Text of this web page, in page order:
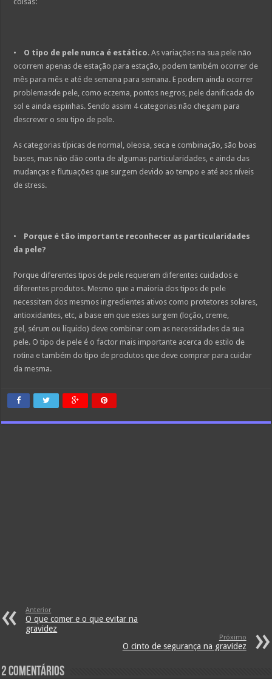
• O tipo de pele nunca é estático. As variações na sua pele não
ocorrem apenas de estação para estação, podem também ocorrer de
mês para mês e até de semana para semana. E podem ainda ocorrer
problemasde pele, como eczema, pontos negros, pele danificada do
sol e ainda espinhas. Sendo assim 4 categorias não chegam para
descrever o seu tipo de pele.
As categorias típicas de normal, oleosa, seca e combinação, são boas
bases, mas não dão conta de algumas particularidades, e ainda das
mudanças e flutuações que surgem devido ao tempo e até aos níveis
de stress.
• Porque é tão importante reconhecer as particularidades
da pele?
Porque diferentes tipos de pele requerem diferentes cuidados e
diferentes produtos. Mesmo que a maioria dos tipos de pele
necessitem dos mesmos ingredientes ativos como protetores solares,
antioxidantes, etc, a base em que estes surgem (loção, creme,
gel, sérum ou líquido) deve combinar com as necessidades da sua
pele. O tipo de pele é o factor mais importante acerca do estilo de
rotina e também do tipo de produtos que deve comprar para cuidar
da mesma.
Anterior
O que comer e o que evitar na
gravidez
Próximo
O cinto de segurança na gravidez
2 comentários